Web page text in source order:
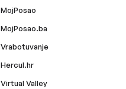
MojPosao
MojPosao.ba
Vrabotuvanje
Hercul.hr
Virtual Valley